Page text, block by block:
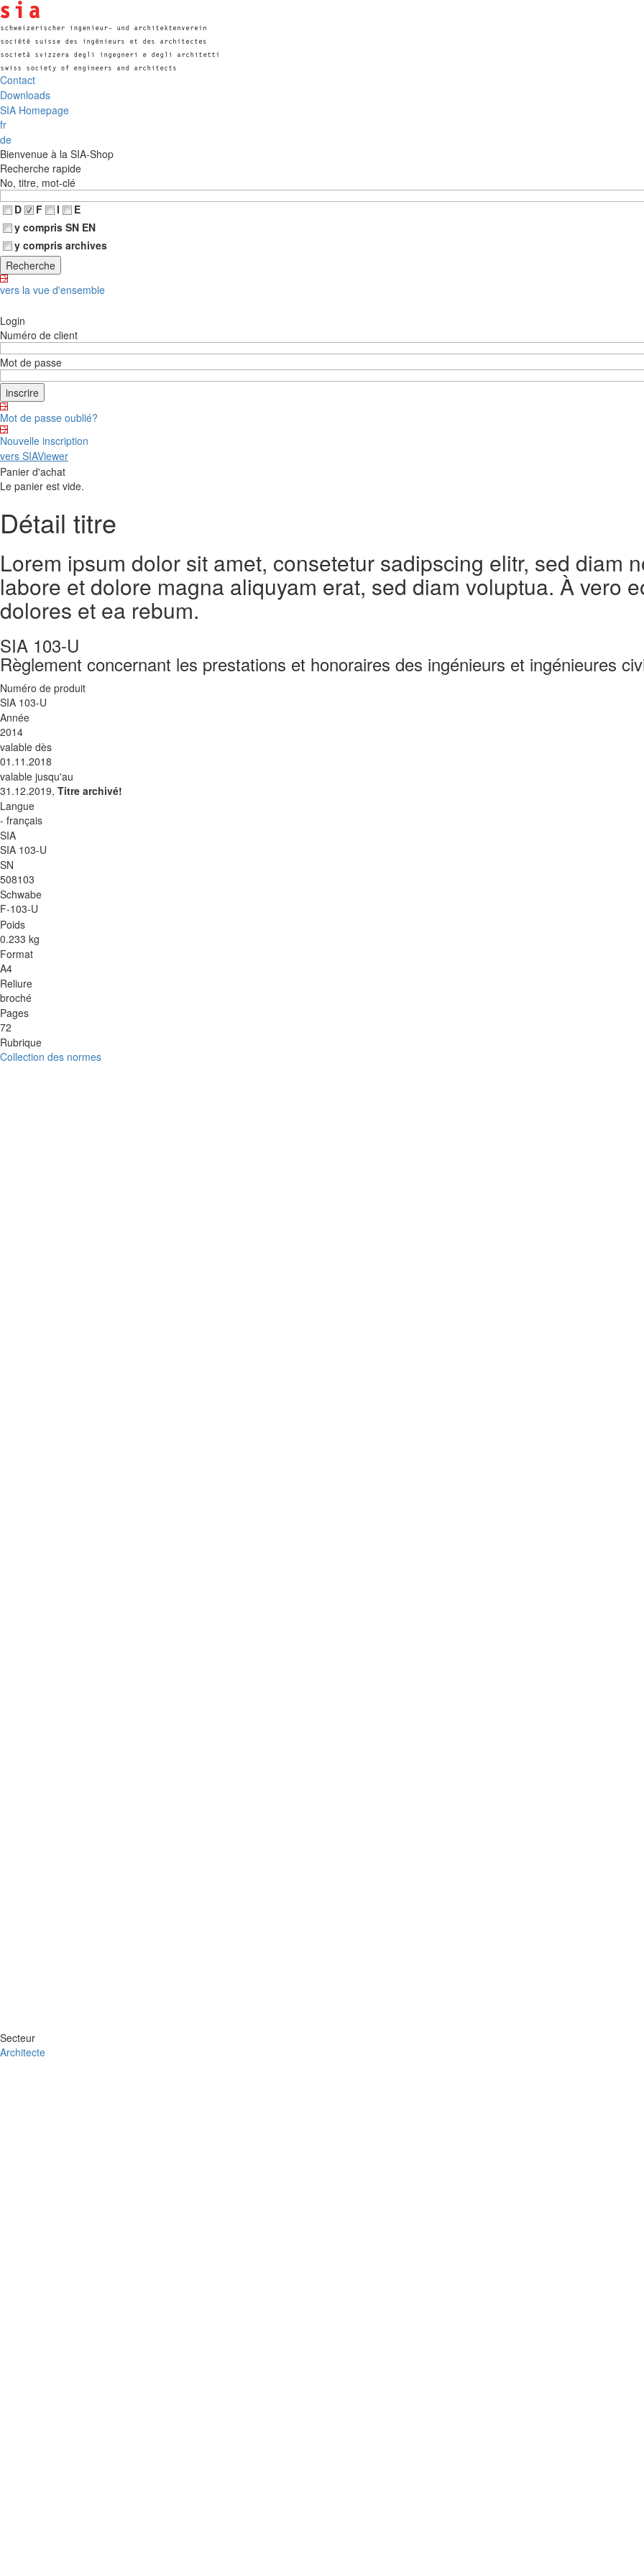
Contact
Downloads
SIA Homepage
fr
de
Bienvenue à la SIA-Shop
Recherche rapide
No, titre, mot-clé
D
F I
E
y compris SN EN
y compris archives
vers la vue d'ensemble
Login
Numéro de client
Mot de passe
Mot de passe oublié?
Nouvelle inscription
vers SIAViewer
Panier d'achat
Le panier est vide.
Détail titre
Lorem ipsum dolor sit amet, consetetur sadipscing elitr, sed diam
labore et dolore magna aliquyam erat, sed diam voluptua. À vero
dolores et ea rebum.
SIA 103-U
Règlement concernant les prestations et honoraires des ingénieurs et ingénieures
Numéro de produit
SIA 103-U
Année
2014
valable dès
01.11.2018
valable jusqu'au
31.12.2019, Titre archivé!
Langue
- français
SIA
SIA 103-U
SN
508103
Schwabe
F-103-U
Poids
0.233 kg
Format
A4
Reliure
broché
Pages
72
Rubrique
Collection des normes
Secteur
Architecte